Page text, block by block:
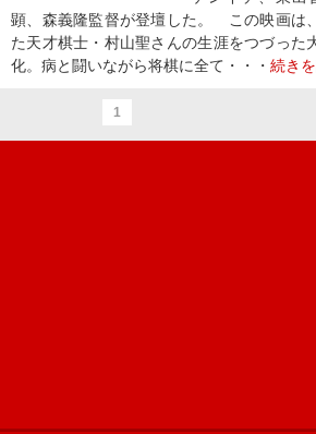
顕、森義隆監督が登壇した。 この映画は
た天才棋士・村山聖さんの生涯をつづった
化。病と闘いながら将棋に全て・・・ 続き
1